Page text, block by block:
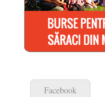
Facebook